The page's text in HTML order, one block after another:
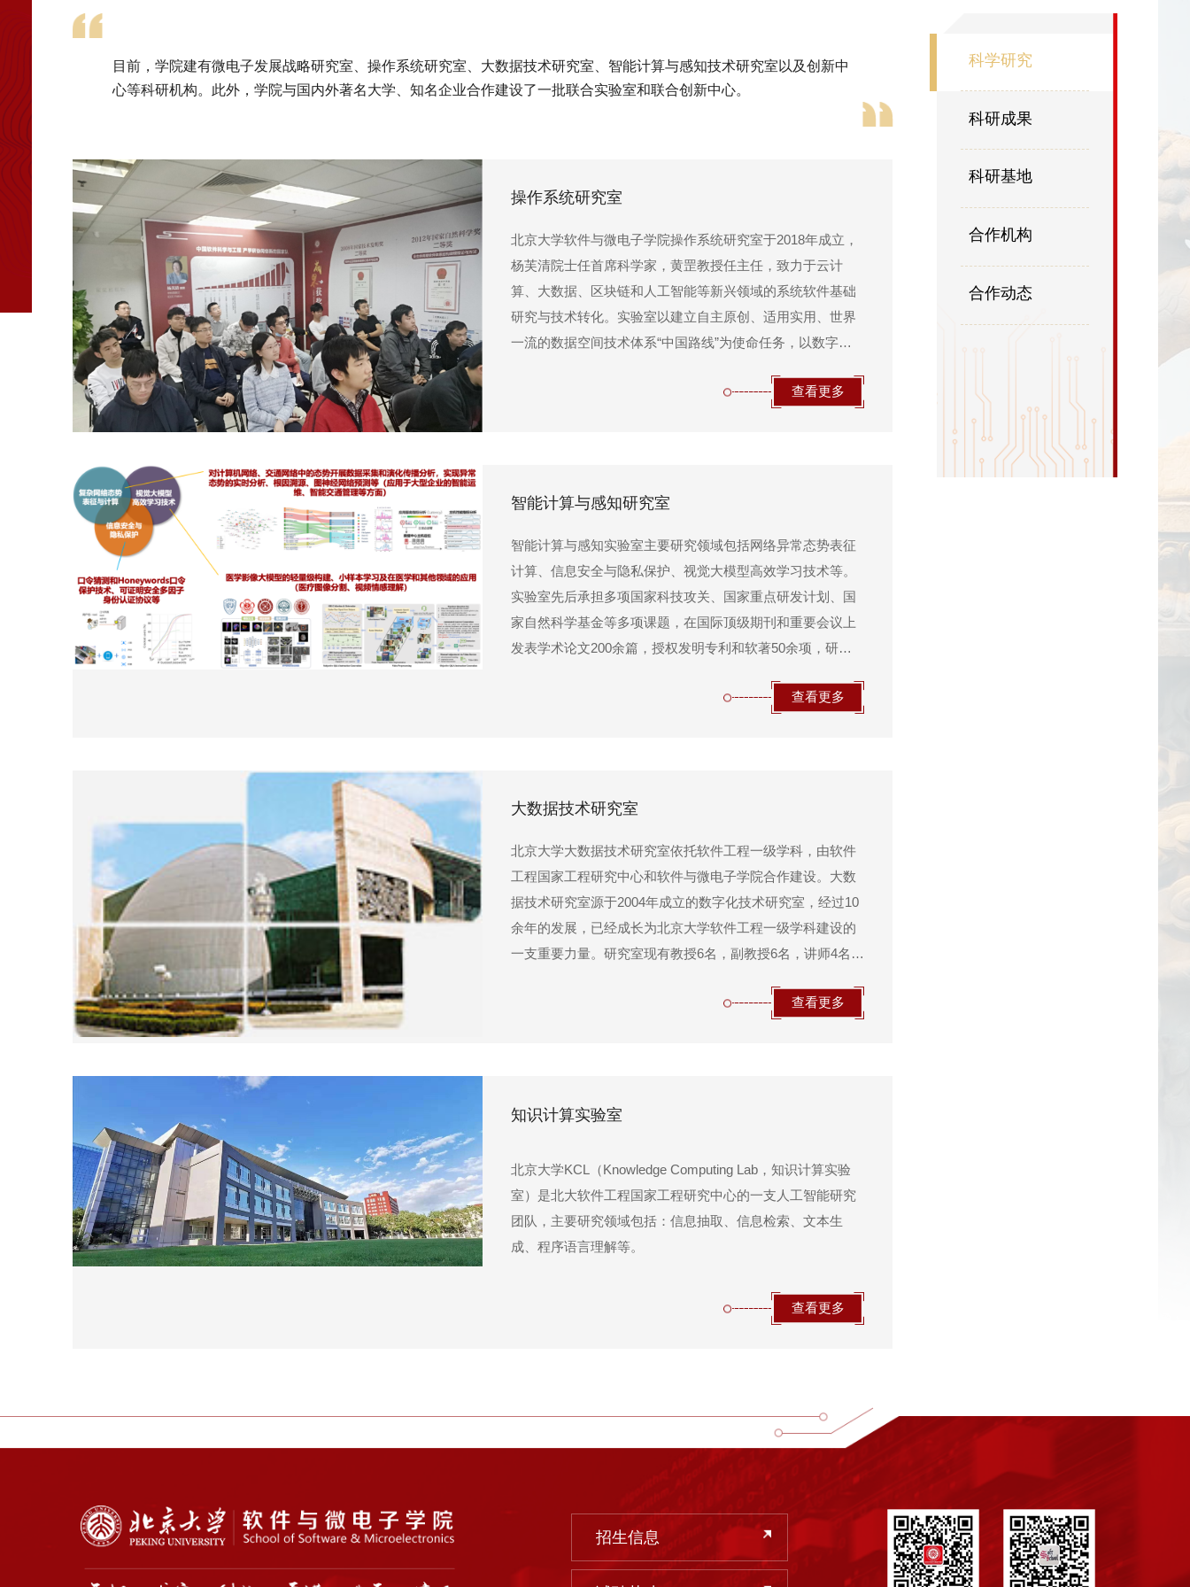
目前，学院建有微电子发展战略研究室、操作系统研究室、大数据技术研究室、智能计算与感知技术研究室以及创新中
心等科研机构。此外，学院与国内外著名大学、知名企业合作建设了一批联合实验室和联合创新中心。
操作系统研究室
北京大学软件与微电子学院操作系统研究室于2018年成立，
杨芙清院士任首席科学家，黄罡教授任主任，致力于云计
算、大数据、区块链和人工智能等新兴领域的系统软件基础
研究与技术转化。实验室以建立自主原创、适用实用、世界
一流的数据空间技术体系“中国路线”为使命任务，以数字空
具有重大原始创新的数据空间应用基础理论，突破...查看更多
智能计算与感知研究室
智能计算与感知实验室主要研究领域包括网络异常态势表征
计算、信息安全与隐私保护、视觉大模型高效学习技术等。
实验室先后承担多项国家科技攻关、国家重点研发计划、国
家自然科学基金等多项课题，在国际顶级期刊和重要会议上
发表学术论文200余篇，授权发明专利和软著50余项，研究
CCF、ACM优秀博士论文、北京大学优秀博士论文...查看更多
大数据技术研究室
北京大学大数据技术研究室依托软件工程一级学科，由软件
工程国家工程研究中心和软件与微电子学院合作建设。大数
据技术研究室源于2004年成立的数字化技术研究室，经过10
余年的发展，已经成长为北京大学软件工程一级学科建设的
一支重要力量。研究室现有教授6名，副教授6名，讲师4名，
析、大数据安全、情境感知服务三个课...
查看更多
知识计算实验室
北京大学KCL（Knowledge Computing Lab，知识计算实验
室）是北大软件工程国家工程研究中心的一支人工智能研究
团队，主要研究领域包括：信息抽取、信息检索、文本生
成、程序语言理解等。
查看更多
科学研究
科研成果
科研基地
合作机构
合作动态
招生信息